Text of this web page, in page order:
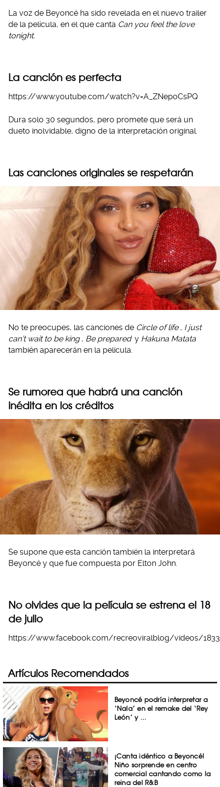
La voz de Beyoncé ha sido revelada en el nuevo trailer
de la película, en el que canta Can you feel the love
tonight.
La canción es perfecta
https://www.youtube.com/watch?v=A_ZNepoCsPQ
Dura solo 30 segundos, pero promete que será un
dueto inolvidable, digno de la interpretación original.
Las canciones originales se respetarán
No te preocupes, las canciones de Circle of life , I just
can’t wait to be king , Be prepared y Hakuna Matata
también aparecerán en la película.
Se rumorea que habrá una canción
inédita en los créditos
Se supone que esta canción también la interpretará
Beyoncé y que fue compuesta por Elton John.
No olvides que la película se estrena el 18
de julio
https://www.facebook.com/recreoviralblog/videos/
Artículos Recomendados
Beyoncé podría interpretar a
‘Nala’ en el remake del ‘Rey
León’ y ...
¡Canta idéntico a Beyoncé!
Niño sorprende en centro
comercial cantando como la
reina del R&B